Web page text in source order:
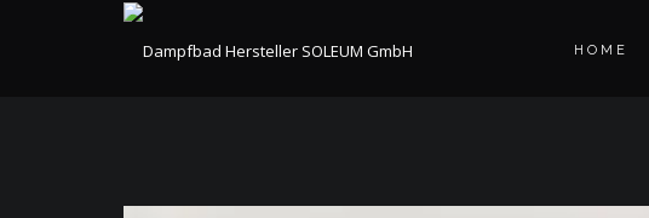
HOME